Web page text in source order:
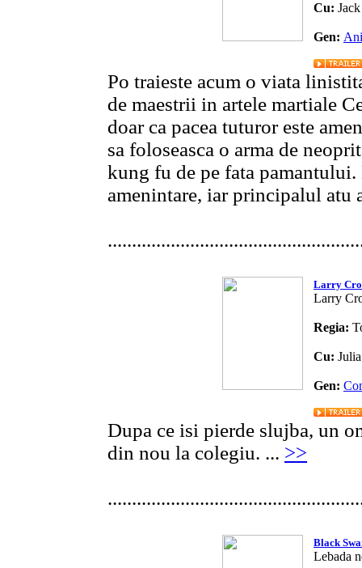
Cu:
Gen:
Po traieste acum o viata
de maestrii in artele martiale
doar ca pacea tuturor este
sa foloseasca o arma de
kung fu de pe fata
amenintare, iar principalul atu
Larry
Larry
Regia:
Cu:
Gen:
Dupa ce isi pierde slujba, un
din nou la colegiu. ... >>
Black
Lebada